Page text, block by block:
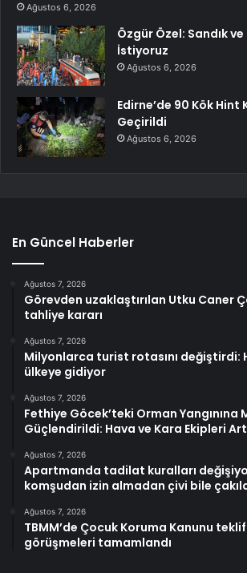
Ağustos 6, 2026
Özgür Özel: Sandık
İstiyoruz
Ağustos 6, 2026
Edirne’de 90 Kök Hint
Geçirildi
Ağustos 6, 2026
En Güncel Haberler
Ağustos 7, 2026
Görevden uzaklaştırılan Utku Caner
tahliye kararı
Ağustos 7, 2026
Milyonlarca turist rotasını değiştirdi:
ülkeye gidiyor
Ağustos 7, 2026
Fethiye Göcek’teki Orman Yangınına
Güçlendirildi: Hava ve Kara Ekipleri
Ağustos 7, 2026
Apartmanda tadilat kuralları
komşudan izin almadan çivi bile
Ağustos 7, 2026
TBMM’de Çocuk Koruma Kanunu
görüşmeleri tamamlandı